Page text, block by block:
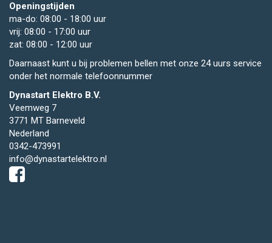
Openingstijden
ma-do: 08:00 - 18:00 uur
vrij: 08:00 - 17:00 uur
zat: 08:00 - 12:00 uur
Daarnaast kunt u bij problemen bellen met onze 24 uurs service
onder het normale telefoonnummer
Dynastart Elektro B.V.
Veemweg 7
3771 MT Barneveld
Nederland
0342-473991
info@dynastartelektro.nl